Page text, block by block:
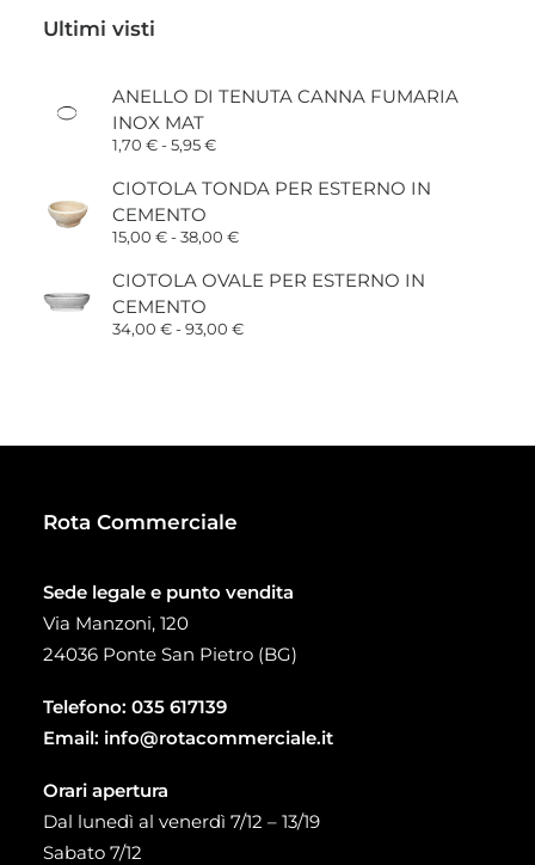
Ultimi visti
ANELLO DI TENUTA CANNA FUMARIA
INOX MAT
1,70 €-5,95€Fascia
prezzo:
da
a
CIOTOLA TONDA PER ESTERNO IN
CEMENTO
15,00 €-38,00 €Fascia
prezzo:
da
a
CIOTOLA OVALE PER ESTERNO IN
CEMENTO
34,00 €-93,00 €Fascia
Rota Commerciale
Sede legale e punto vendita
Via Manzoni, 120
24036 Ponte San Pietro (BG)
Telefono: 035 617139
Email: info@rotacommerciale.it
Orari apertura
Dal lunedì al venerdì 7/12 – 13/19
Sabato 7/12